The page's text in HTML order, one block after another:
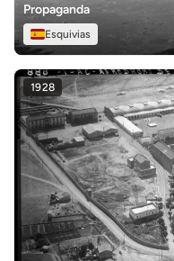
Propaganda
Esquivias
1928